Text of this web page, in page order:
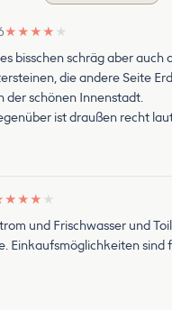
★ ★ ★ ★ ★
bisschen schräg aber
die andere Seite
der schönen Innenstadt.
ist draußen recht
★ ★ ★ ★
und Frischwasser und
Einkaufsmöglichkeiten